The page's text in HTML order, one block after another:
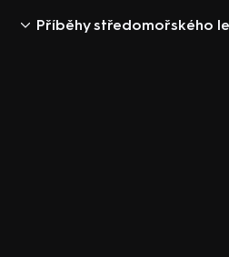
Příběhy středomořského